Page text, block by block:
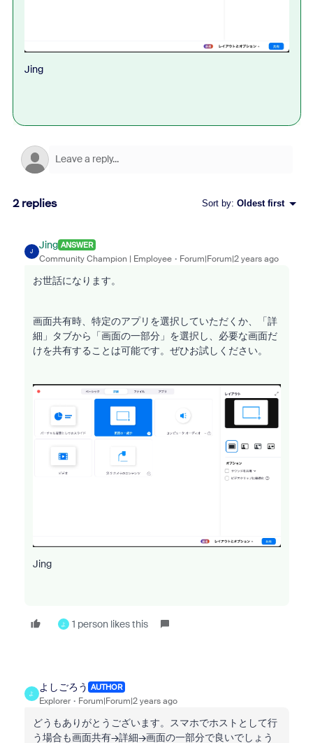
Jing
2 replies Sort by: Oldest first
J
Jing ANSWER
Community Champion | Employee Forum|Forum|2 years ago
お世話になります。
画面共有時、特定のアプリを選択していただくか、「詳
細」タブから「画面の一部分」を選択し、必要な画面だ
けを共有することは可能です。ぜひお試しください。
Jing
よ 1 person likes this
よ
よしごろう AUTHOR
Explorer Forum|Forum|2 years ago
どうもありがとうございます。スマホでホストとして行
う場合も画面共有→詳細→画面の一部分で良いでしょう